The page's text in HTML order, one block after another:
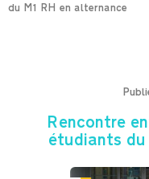
du M1 RH en alternance
Rencontre
étudiants du